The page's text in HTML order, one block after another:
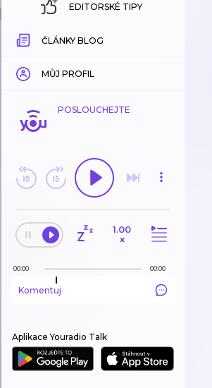
EDITORSKÉ TIPY
ČLÁNKY BLOG
MŮJ PROFIL
POSLOUCHEJTE
1.00
×
00:00 00:00
Komentuj
Aplikace Youradio Talk